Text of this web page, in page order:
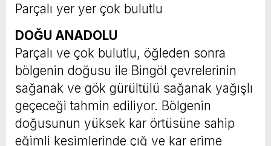
Parçalı yer yer çok bulutlu
DOĞU ANADOLU
Parçalı ve çok bulutlu, öğleden sonra
bölgenin doğusu ile Bingöl çevrelerinin
sağanak ve gök gürültülü sağanak yağışlı
geçeceği tahmin ediliyor. Bölgenin
doğusunun yüksek kar örtüsüne sahip
eğimli kesimlerinde çığ ve kar erime